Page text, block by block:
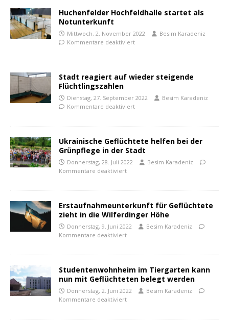
Huchenfelder Hochfeldhalle startet als
Notunterkunft
Mittwoch, 2. November 2022
Besim Karadeniz
Kommentare deaktiviert
Stadt reagiert auf wieder steigende
Flüchtlingszahlen
Dienstag, 27. September 2022
Besim Karadeniz
Kommentare deaktiviert
Ukrainische Geflüchtete helfen bei der
Grünpflege in der Stadt
Donnerstag, 28. Juli 2022
Besim Karadeniz
Kommentare deaktiviert
Erstaufnahmeunterkunft für Geflüchtete
zieht in die Wilferdinger Höhe
Donnerstag, 9. Juni 2022
Besim Karadeniz
Kommentare deaktiviert
Studentenwohnheim im Tiergarten kann
nun mit Geflüchteten belegt werden
Donnerstag, 2. Juni 2022
Besim Karadeniz
Kommentare deaktiviert